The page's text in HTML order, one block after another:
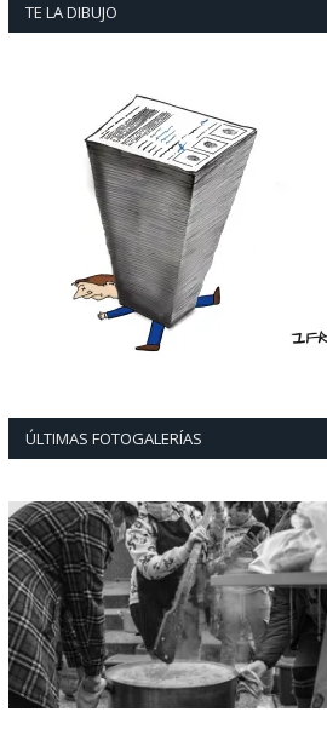
TE LA DIBUJO
ÚLTIMAS FOTOGALERÍAS